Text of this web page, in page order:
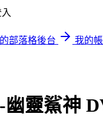
部落格後台
我的
幽靈鯊神